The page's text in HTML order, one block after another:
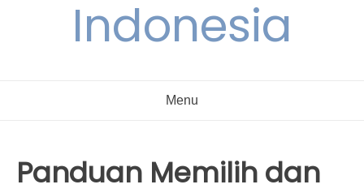
Indonesia
Menu
Panduan Memilih dan